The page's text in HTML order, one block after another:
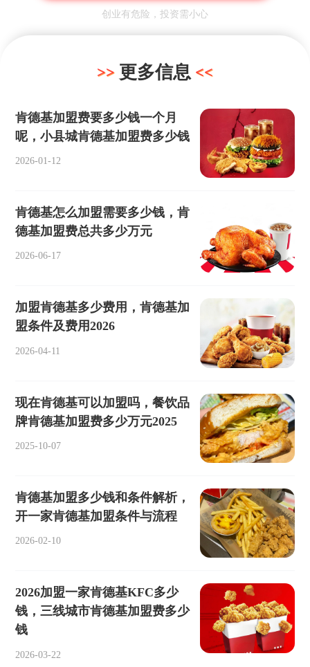
创业有危险，投资需小心
更多信息
肯德基加盟费要多少钱一个月
呢，小县城肯德基加盟费多少钱
2026-01-12
肯德基怎么加盟需要多少钱，肯
德基加盟费总共多少万元
2026-06-17
加盟肯德基多少费用，肯德基加
盟条件及费用2026
2026-04-11
现在肯德基可以加盟吗，餐饮品
牌肯德基加盟费多少万元2025
2025-10-07
肯德基加盟多少钱和条件解析，
开一家肯德基加盟条件与流程
2026-02-10
2026加盟一家肯德基KFC多少
钱，三线城市肯德基加盟费多少
钱
2026-03-22